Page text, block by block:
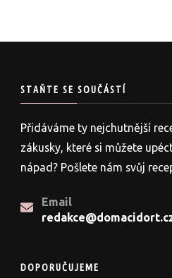
STAŇTE SE SOUČÁSTÍ
Přidáváme ty nejchutnější
zákusky, které si můžete
nápad? Pošlete nám svůj
Email
DOPORUČUJEME